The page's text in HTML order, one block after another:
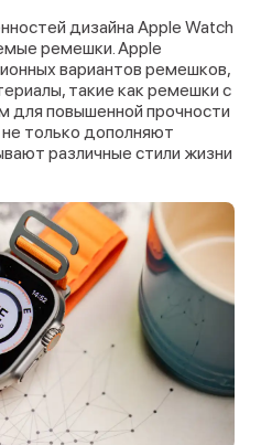
дизайна Apple Watch
ремешки. Apple
вариантов ремешков,
такие как ремешки с
для повышенной прочности
только дополняют
различные стили жизни